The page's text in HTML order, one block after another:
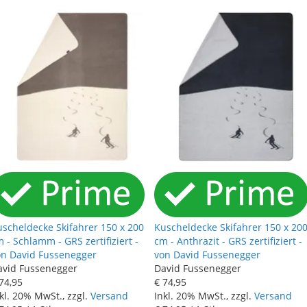
Skifahrer 150 x 200
- Schlamm - GRS zertifiziert -
David Fussenegger
Fussenegger
,95
20% MwSt., zzgl. Versand
Kuscheldecke Skifahrer 150 x 200
cm - Anthrazit - GRS zertifiziert -
von David Fussenegger
David Fussenegger
€ 74,95
Inkl. 20% MwSt., zzgl. Versand